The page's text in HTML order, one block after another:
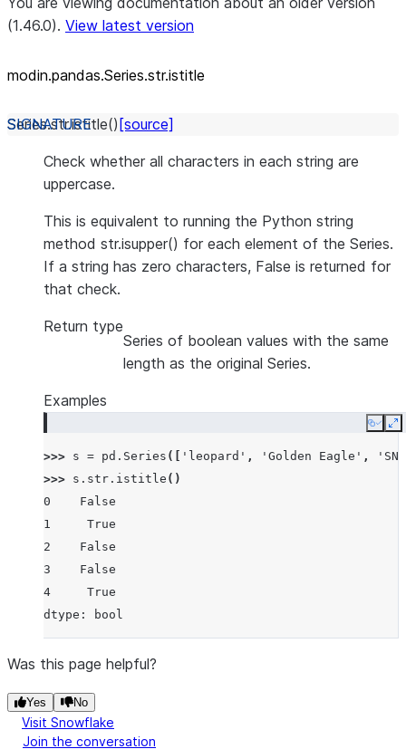
(1.46.0). View latest version
modin.pandas.Series.str.istitle
Series.str.istitle() [source]
Check whether all characters in each string are
uppercase.
This is equivalent to running the Python string
method str.isupper() for each element of the Series.
If a string has zero characters, False is returned for
that check.
Return type
Series of boolean values with the same
length as the original Series.
Examples
Copy
>>> s = pd . Series ([ 'leopard' , 'Golden Eagle' ,
>>> s . str . istitle ()
0    False
1     True
2    False
3    False
4     True
dtype: bool
Was this page helpful?
Yes No
Visit Snowflake
Join the conversation